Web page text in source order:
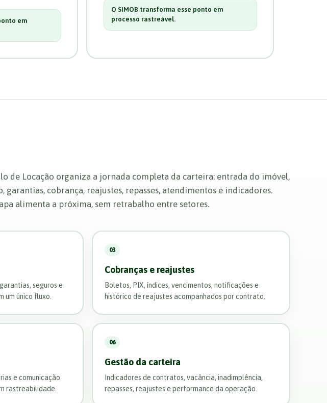
em
O SIMOB transforma esse ponto em
processo rastreável.
de Locação organiza a jornada completa da carteira: entrada do imóvel,
garantias, cobrança, reajustes, repasses, atendimentos e indicadores.
alimenta a próxima, sem retrabalho entre setores.
seguros e
um único fluxo.
03
Cobranças e reajustes
Boletos, PIX, índices, vencimentos, notificações e
histórico de reajustes acompanhados por contrato.
e comunicação
rastreabilidade.
06
Gestão da carteira
Indicadores de contratos, vacância, inadimplência,
repasses, reajustes e performance da operação.